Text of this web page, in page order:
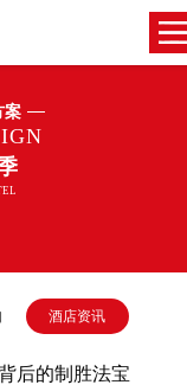
案
酒店资讯
后的制胜法宝